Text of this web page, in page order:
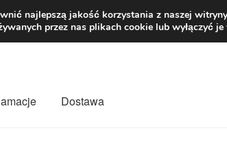
zł
Dostawa
najlepszą jakość korzystania z naszej
przez nas plikach cookie lub wyłączyć je